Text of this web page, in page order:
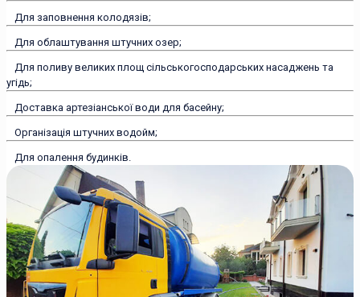
Для заповнення колодязів;
Для облаштування штучних озер;
Для поливу великих площ сільськогосподарських насаджень та
угідь;
Доставка артезіанської води для басейну;
Організація штучних водойм;
Для опалення будинків.